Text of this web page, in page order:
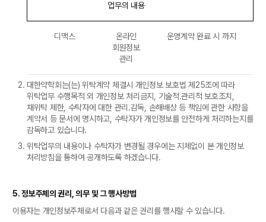
업무의 내용
디맥스
온라인
회원정보
관리
운영계약 완료 시 까지
대한약학회는(는) 위탁계약 체결시 개인정보 보호법 제25조에 따라
위탁업무 수행목적 외 개인정보 처리금지, 기술적․관리적 보호조치,
재위탁 제한, 수탁자에 대한 관리․감독, 손해배상 등 책임에 관한 사항을
계약서 등 문서에 명시하고, 수탁자가 개인정보를 안전하게 처리하는지를
감독하고 있습니다.
위탁업무의 내용이나 수탁자가 변경될 경우에는 지체없이 본 개인정보
처리방침을 통하여 공개하도록 하겠습니다.
5. 정보주체의 권리, 의무 및 그 행사방법
이용자는 개인정보주체로서 다음과 같은 권리를 행사할 수 있습니다.